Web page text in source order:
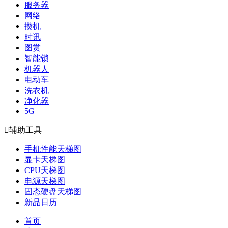
服务器
网络
攒机
时讯
图赏
智能锁
机器人
电动车
洗衣机
净化器
5G
辅助工具
手机性能天梯图
显卡天梯图
CPU天梯图
电源天梯图
固态硬盘天梯图
新品日历
首页